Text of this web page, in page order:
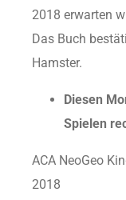
2018 erwarten
Das Buch
Hamster.
Diesen
Spielen
ACA NeoGeo
2018